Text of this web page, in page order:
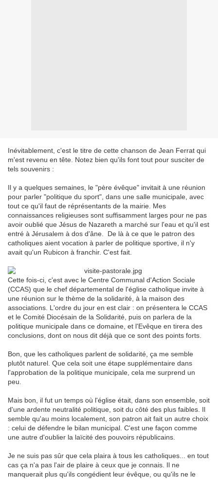
Inévitablement, c'est le titre de cette chanson de Jean Ferrat qui
m'est revenu en tête. Notez bien qu'ils font tout pour susciter de
tels souvenirs :
Il y a quelques semaines, le "père évêque" invitait à une réunion
pour parler "politique du sport", dans une salle municipale, avec
tout ce qu'il faut de réprésentants de la mairie. Mes
connaissances religieuses sont suffisamment larges pour ne pas
avoir oublié que Jésus de Nazareth a marché sur l'eau et qu'il est
entré à Jérusalem à dos d'âne. De là à ce que le patron des
catholiques aient vocation à parler de politique sportive, il n'y
avait qu'un Rubicon à franchir. C'est fait.
Cette fois-ci, c'est avec le Centre Communal d'Action Sociale
(CCAS) que le chef départemental de l'église catholique invite à
une réunion sur le thème de la solidarité, à la maison des
associations. L'ordre du jour en est clair : on présentera le CCAS
et le Comité Diocésain de la Solidarité, puis on parlera de la
politique municipale dans ce domaine, et l'Evêque en tirera des
conclusions, dont on nous dit déjà que ce sont des points forts.
Bon, que les catholiques parlent de solidarité, ça me semble
plutôt naturel. Que cela soit une étape supplémentaire dans
l'approbation de la politique municipale, cela me surprend un
peu.
Mais bon, il fut un temps où l'église était, dans son ensemble, soit
d'une ardente neutralité politique, soit du côté des plus faibles. Il
semble qu'au moins localement, son patron ait fait un autre choix
: celui de défendre le bilan municipal. C'est une façon comme
une autre d'oublier la laïcité des pouvoirs républicains.
Je ne suis pas sûr que cela plaira à tous les catholiques... en tout
cas ça n'a pas l'air de plaire à ceux que je connais. Il ne
manquerait plus qu'ils congédient leur évêque, ou qu'ils ne le